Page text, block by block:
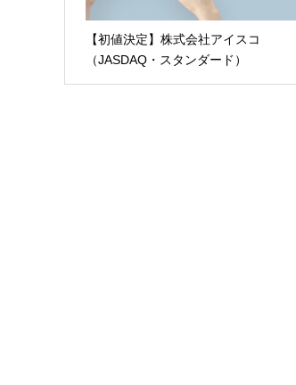
【初値決定】株式会社アイスコ
（JASDAQ・スタンダード）